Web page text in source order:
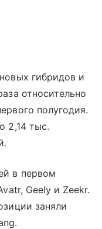
гибридов и
относительно
полугодия.
2,14 тыс.
в первом
Geely и Zeekr.
заняли